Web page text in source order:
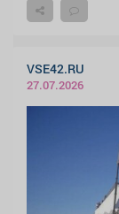
VSE42.RU
27.07.2026